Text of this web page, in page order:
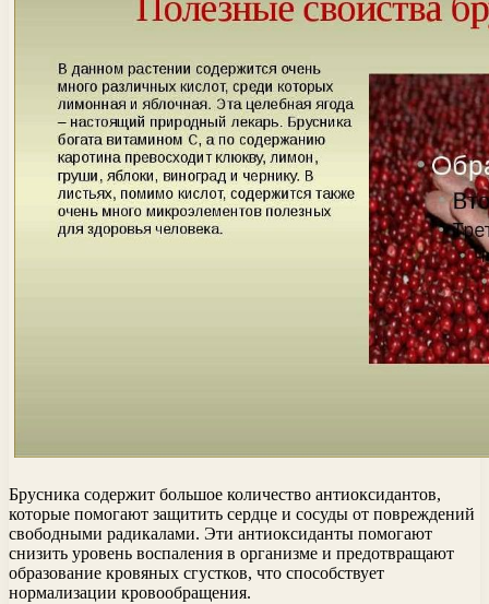
Брусника содержит большое количество антиоксидантов,
которые помогают защитить сердце и сосуды от повреждений
свободными радикалами. Эти антиоксиданты помогают
снизить уровень воспаления в организме и предотвращают
образование кровяных сгустков, что способствует
нормализации кровообращения.